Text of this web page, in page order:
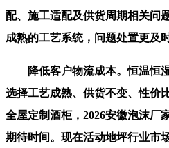
配、施工适配及供货周期相关问
成熟的工艺系统，问题处置更及
降低客户物流成本。恒温恒
选择工艺成熟、供货不变、性价
全屋定制酒柜，2026安徽泡沫厂
期待时间。现在活动地坪行业市